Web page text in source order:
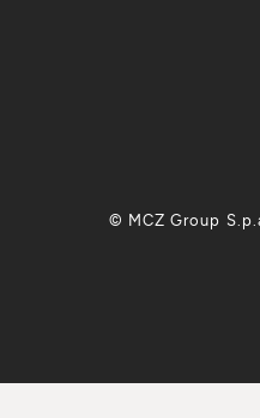
© MCZ Group